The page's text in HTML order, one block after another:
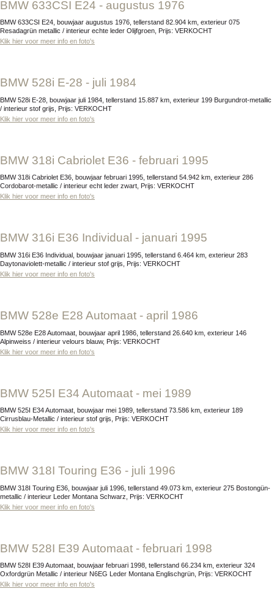
BMW 633CSI E24 - augustus 1976
BMW 633CSI E24, bouwjaar augustus 1976, tellerstand 82.904 km, exterieur 075
Resadagrün metallic / interieur echte leder Olijfgroen, Prijs: VERKOCHT
Klik hier voor meer info en foto's
BMW 528i E-28 - juli 1984
BMW 528i E-28, bouwjaar juli 1984, tellerstand 15.887 km, exterieur 199 Burgundrot-metallic
/ interieur stof grijs, Prijs: VERKOCHT
Klik hier voor meer info en foto's
BMW 318i Cabriolet E36 - februari 1995
BMW 318i Cabriolet E36, bouwjaar februari 1995, tellerstand 54.942 km, exterieur 286
Cordobarot-metallic / interieur echt leder zwart, Prijs: VERKOCHT
Klik hier voor meer info en foto's
BMW 316i E36 Individual - januari 1995
BMW 316i E36 Individual, bouwjaar januari 1995, tellerstand 6.464 km, exterieur 283
Daytonaviolett-metallic / interieur stof grijs, Prijs: VERKOCHT
Klik hier voor meer info en foto's
BMW 528e E28 Automaat - april 1986
BMW 528e E28 Automaat, bouwjaar april 1986, tellerstand 26.640 km, exterieur 146
Alpinweiss / interieur velours blauw, Prijs: VERKOCHT
Klik hier voor meer info en foto's
BMW 525I E34 Automaat - mei 1989
BMW 525I E34 Automaat, bouwjaar mei 1989, tellerstand 73.586 km, exterieur 189
Cirrusblau-Metallic / interieur stof grijs, Prijs: VERKOCHT
Klik hier voor meer info en foto's
BMW 318I Touring E36 - juli 1996
BMW 318I Touring E36, bouwjaar juli 1996, tellerstand 49.073 km, exterieur 275 Bostongün-
metallic / interieur Leder Montana Schwarz, Prijs: VERKOCHT
Klik hier voor meer info en foto's
BMW 528I E39 Automaat - februari 1998
BMW 528I E39 Automaat, bouwjaar februari 1998, tellerstand 66.234 km, exterieur 324
Oxfordgrün Metallic / interieur N6EG Leder Montana Englischgrün, Prijs: VERKOCHT
Klik hier voor meer info en foto's